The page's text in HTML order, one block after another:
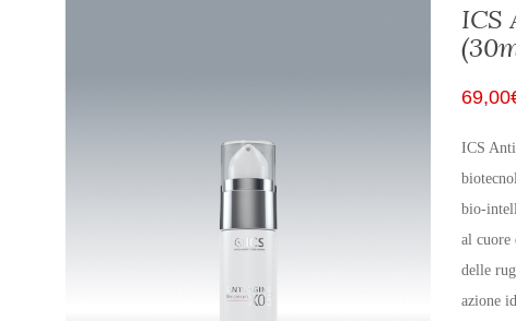
ICS
69,00
ICS
bio-
al cuore
delle
azione